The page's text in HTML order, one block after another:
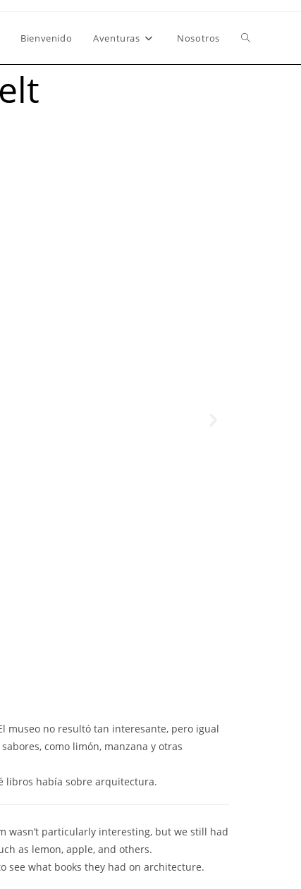
Bienvenido Aventuras Nosotros
museo no resultó tan interesante, pero igual
como limón, manzana y otras
libros había sobre arquitectura.
wasn’t particularly interesting, but we still had
as lemon, apple, and others.
see what books they had on architecture.